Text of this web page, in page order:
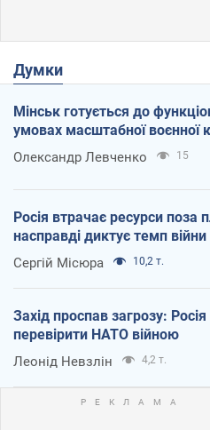
Думки
Мінськ готується до
умовах масштабної воєнної
Олександр Левченко 15
Росія втрачає ресурси поза
насправді диктує темп війни
Сергій Місюра 10,2 т.
Захід проспав загрозу:
перевірити НАТО війною
Леонід Невзлін 4,2 т.